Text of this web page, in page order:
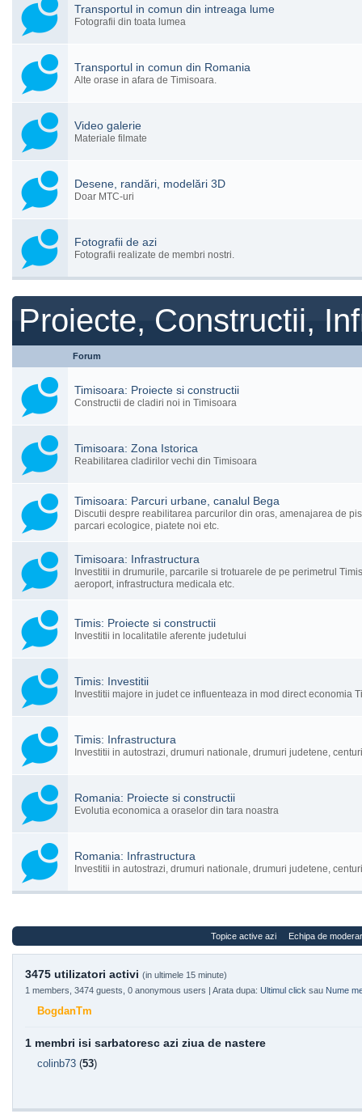
Transportul in comun din intreaga lume
Fotografii din toata lumea
Transportul in comun din Romania
Alte orase in afara de Timisoara.
Video galerie
Materiale filmate
Desene, randări, modelări 3D
Doar MTC-uri
Fotografii de azi
Fotografii realizate de membri nostri.
Proiecte, Constructii,
Forum
Timisoara: Proiecte si constructii
Constructii de cladiri noi in Timisoara
Timisoara: Zona Istorica
Reabilitarea cladirilor vechi din Timisoara
Timisoara: Parcuri urbane, canalul Bega
Discutii despre reabilitarea parcurilor din oras, amenajarea de
parcari ecologice, piatete noi etc.
Timisoara: Infrastructura
Investitii in drumurile, parcarile si trotuarele de pe perimetrul
aeroport, infrastructura medicala etc.
Timis: Proiecte si constructii
Investitii in localitatile aferente judetului
Timis: Investitii
Investitii majore in judet ce influenteaza in mod direct economia
Timis: Infrastructura
Investitii in autostrazi, drumuri nationale, drumuri judetene,
Romania: Proiecte si constructii
Evolutia economica a oraselor din tara noastra
Romania: Infrastructura
Investitii in autostrazi, drumuri nationale, drumuri judetene,
Topice active azi Echipa de
3475 utilizatori activi (in ultimele 15 minute)
1 members, 3474 guests, 0 anonymous users | Arata dupa: Ultimul click sau Nume
BogdanTm
1 membri isi sarbatoresc azi ziua de nastere
colinb73 (53)